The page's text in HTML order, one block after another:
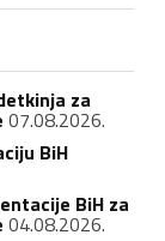
za
07.08.2026.
BiH
BiH za
04.08.2026.